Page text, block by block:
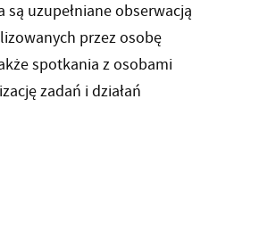
uzupełniane obserwacją
przez osobę
spotkania z osobami
zadań i działań